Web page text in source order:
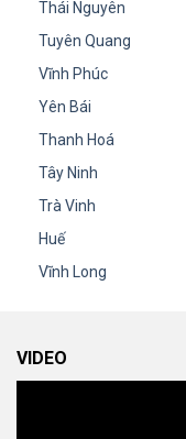
Thái Nguyên
Tuyên Quang
Vĩnh Phúc
Yên Bái
Thanh Hoá
Tây Ninh
Trà Vinh
Huế
Vĩnh Long
VIDEO